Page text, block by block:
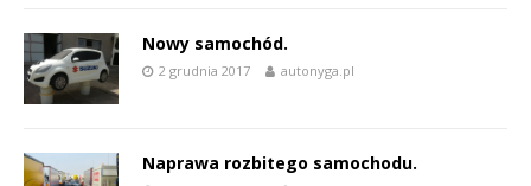
Nowy samochód.
2 grudnia 2017 autonyga.pl
Naprawa rozbitego samochodu.